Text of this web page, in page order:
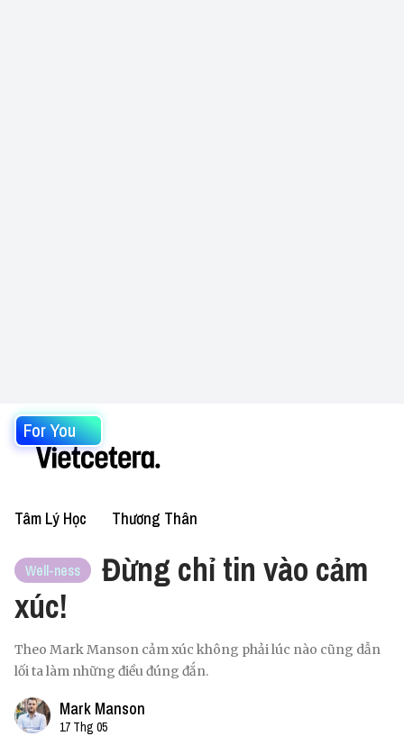
For You
Tâm Lý Học Thương Thân
Well-ness
Đừng chỉ tin vào cảm
xúc!
Theo Mark Manson cảm xúc không phải lúc nào cũng dẫn
lối ta làm những điều đúng đắn.
Mark Manson
17 Thg 05